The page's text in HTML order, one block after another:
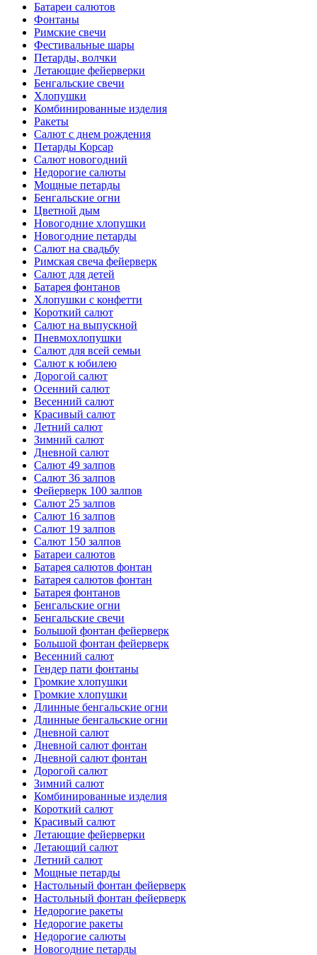
Батареи салютов
Фонтаны
Римские свечи
Фестивальные шары
Петарды, волчки
Летающие фейерверки
Бенгальские свечи
Хлопушки
Комбинированные изделия
Ракеты
Салют с днем рождения
Петарды Корсар
Салют новогодний
Недорогие салюты
Мощные петарды
Бенгальские огни
Цветной дым
Новогодние хлопушки
Новогодние петарды
Салют на свадьбу
Римская свеча фейерверк
Салют для детей
Батарея фонтанов
Хлопушки с конфетти
Короткий салют
Салют на выпускной
Пневмохлопушки
Салют для всей семьи
Салют к юбилею
Дорогой салют
Осенний салют
Весенний салют
Красивый салют
Летний салют
Зимний салют
Дневной салют
Салют 49 залпов
Салют 36 залпов
Фейерверк 100 залпов
Салют 25 залпов
Салют 16 залпов
Салют 19 залпов
Салют 150 залпов
Батареи салютов
Батарея салютов фонтан
Батарея салютов фонтан
Батарея фонтанов
Бенгальские огни
Бенгальские свечи
Большой фонтан фейерверк
Большой фонтан фейерверк
Весенний салют
Гендер пати фонтаны
Громкие хлопушки
Громкие хлопушки
Длинные бенгальские огни
Длинные бенгальские огни
Дневной салют
Дневной салют фонтан
Дневной салют фонтан
Дорогой салют
Зимний салют
Комбинированные изделия
Короткий салют
Красивый салют
Летающие фейерверки
Летающий салют
Летний салют
Мощные петарды
Настольный фонтан фейерверк
Настольный фонтан фейерверк
Недорогие ракеты
Недорогие ракеты
Недорогие салюты
Новогодние петарды